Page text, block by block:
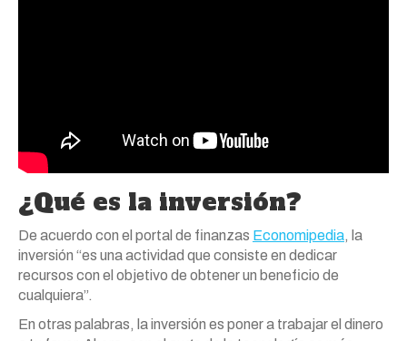
¿Qué es la inversión?
De acuerdo con el portal de finanzas Economipedia, la
inversión “es una actividad que consiste en dedicar
recursos con el objetivo de obtener un beneficio de
cualquiera”.
En otras palabras, la inversión es poner a trabajar el dinero